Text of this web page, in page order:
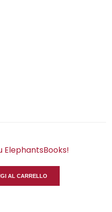
ElephantsBooks!
AL CARRELLO